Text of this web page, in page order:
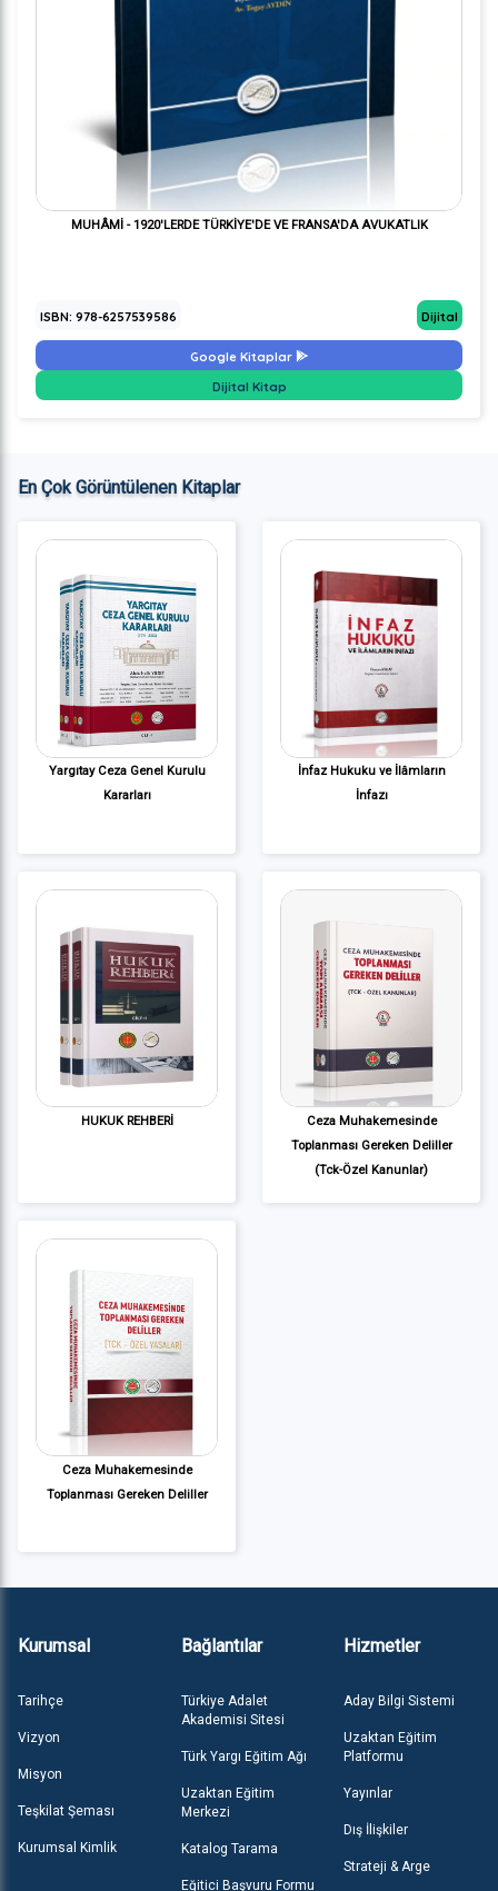
MUHÂMİ - 1920'LERDE TÜRKİYE'DE VE FRANSA'DA AVUKATLIK
ISBN: 978-6257539586 Dijital
Google Kitaplar
Dijital Kitap
En Çok Görüntülenen Kitaplar
Yargıtay Ceza Genel Kurulu
Kararları
İnfaz Hukuku ve İlâmların
İnfazı
HUKUK REHBERİ
Ceza Muhakemesinde
Toplanması Gereken Deliller
(Tck-Özel Kanunlar)
Ceza Muhakemesinde
Toplanması Gereken Deliller
Kurumsal
Tarihçe
Vizyon
Misyon
Teşkilat Şeması
Kurumsal Kimlik
Bağlantılar
Türkiye Adalet
Akademisi Sitesi
Türk Yargı Eğitim Ağı
Uzaktan Eğitim
Merkezi
Katalog Tarama
Eğitici Başvuru Formu
Hizmetler
Aday Bilgi Sistemi
Uzaktan Eğitim
Platformu
Yayınlar
Dış İlişkiler
Strateji & Arge